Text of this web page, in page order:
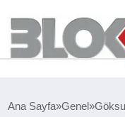
Ana Sayfa Genel